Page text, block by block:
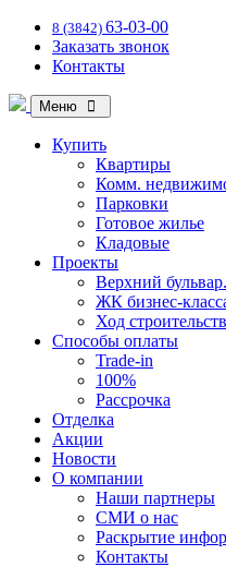
8 (3842) 63-03-00
Заказать звонок
Контакты
Меню
Купить
Квартиры
Комм.
Парковки
Готовое жилье
Кладовые
Проекты
Верхний
ЖК бизнес-
Ход
Способы оплаты
Trade-in
100%
Рассрочка
Отделка
Акции
Новости
О компании
Наши партнеры
СМИ о нас
Раскрытие
Контакты